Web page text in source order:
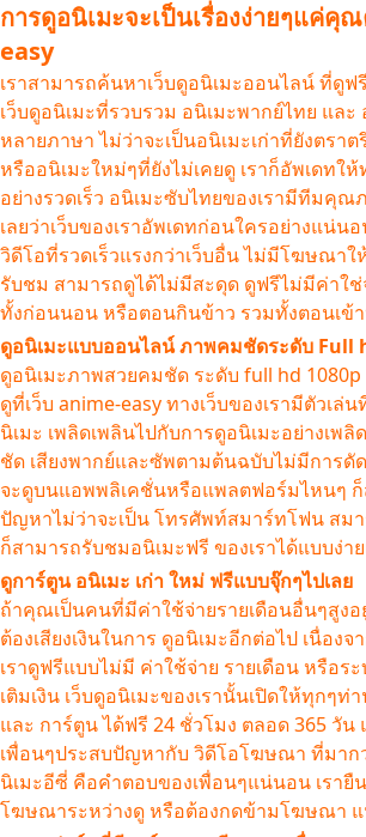
การดูอนิเมะจะเป็นเรื่องง่ายๆแค่คุ
easy
เราสามารถค้นหาเว็บดูอนิเมะออนไลน์ ที่ดูฟรี
เว็บดูอนิเมะที่รวบรวม อนิเมะพากย์ไทย แล
หลายภาษา ไม่ว่าจะเป็นอนิเมะเก่าที่ยังตรา
หรืออนิเมะใหม่ๆที่ยังไม่เคยดู เราก็อัพเดทใ
อย่างรวดเร็ว อนิเมะซับไทยของเรามีทีมคุณ
เลยว่าเว็บของเราอัพเดทก่อนใครอย่างแน่น
วิดีโอที่รวดเร็วแรงกว่าเว็บอื่น ไม่มีโฆษณาใ
รับชม สามารถดูได้ไม่มีสะดุด ดูฟรีไม่มีค่าใ
ทั้งก่อนนอน หรือตอนกินข้าว รวมทั้งตอนเข้
ดูอนิเมะแบบออนไลน์ ภาพคมชัดระดับ Full
ดูอนิเมะภาพสวยคมชัด ระดับ full hd
ดูที่เว็บ anime-easy ทางเว็บของเรามีตัวเ
นิเมะ เพลิดเพลินไปกับการดูอนิเมะอย่างเพ
ชัด เสียงพากย์และซัพตามต้นฉบับไม่มีการดั
จะดูบนแอพพลิเคชั่นหรือแพลตฟอร์มไหนๆ
ปัญหาไม่ว่าจะเป็น โทรศัพท์สมาร์ทโฟน สม
ก็สามารถรับชมอนิเมะฟรี ของเราได้แบบง่า
ดูการ์ตูน อนิเมะ เก่า ใหม่ ฟรีแบบจุ๊กๆไปเลย
ถ้าคุณเป็นคนที่มีค่าใช้จ่ายรายเดือนอื่นๆสูง
ต้องเสียงเงินในการ ดูอนิเมะอีกต่อไป เนื่องจ
เราดูฟรีแบบไม่มี ค่าใช้จ่าย รายเดือน หรือร
เติมเงิน เว็บดูอนิเมะของเรานั้นเปิดให้ทุกๆท่
และ การ์ตูน ได้ฟรี 24 ชั่วโมง ตลอด 365 วัน
เพื่อนๆประสบปัญหากับ วิดีโอโฆษณา ที่มาก
นิเมะอีซี่ คือคำตอบของเพื่อนๆแน่นอน เรายื
โฆษณาระหว่างดู หรือต้องกดข้ามโฆษณา